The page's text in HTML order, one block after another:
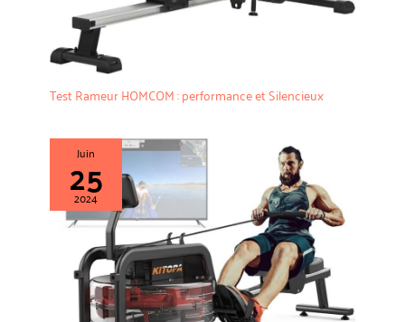
Test Rameur HOMCOM : performance et Silencieux
Juin
25
2024